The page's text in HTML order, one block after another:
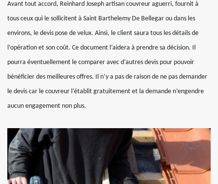
Avant tout accord, Reinhard Joseph artisan couvreur aguerri, fournit à
tous ceux qui le sollicitent à Saint Barthelemy De Bellegar ou dans les
environs, le devis pose de velux. Ainsi, le client saura tous les détails de
l’opération et son coût. Ce document l’aidera à prendre sa décision. Il
pourra éventuellement le comparer avec d’autres devis pour pouvoir
bénéficier des meilleures offres. Il n’y a pas de raison de ne pas demander
le devis car le couvreur l’établit gratuitement et la demande n’engendre
aucun engagement non plus.